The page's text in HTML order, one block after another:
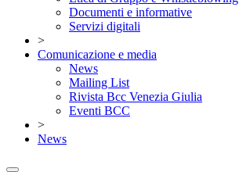
Documenti e informative
Servizi digitali
>
Comunicazione e media
News
Mailing List
Rivista Bcc Venezia Giulia
Eventi BCC
>
News